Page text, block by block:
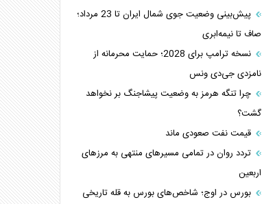
پیش‌بینی وضعیت جوی شمال ایران تا 23 مرداد‌؛
صاف تا نیمه‌ابری
نسخه ترامپ برای 2028؛ حمایت محرمانه از
نامزدی جی‌دی ونس
چرا تنگه هرمز به وضعیت پیشاجنگ بر نخواهد
گشت؟
قیمت نفت صعودی ماند
تردد روان در تمامی مسیرهای منتهی به مرزهای
اربعین
بورس در اوج؛ شاخص‌های بورس به قله تاریخی